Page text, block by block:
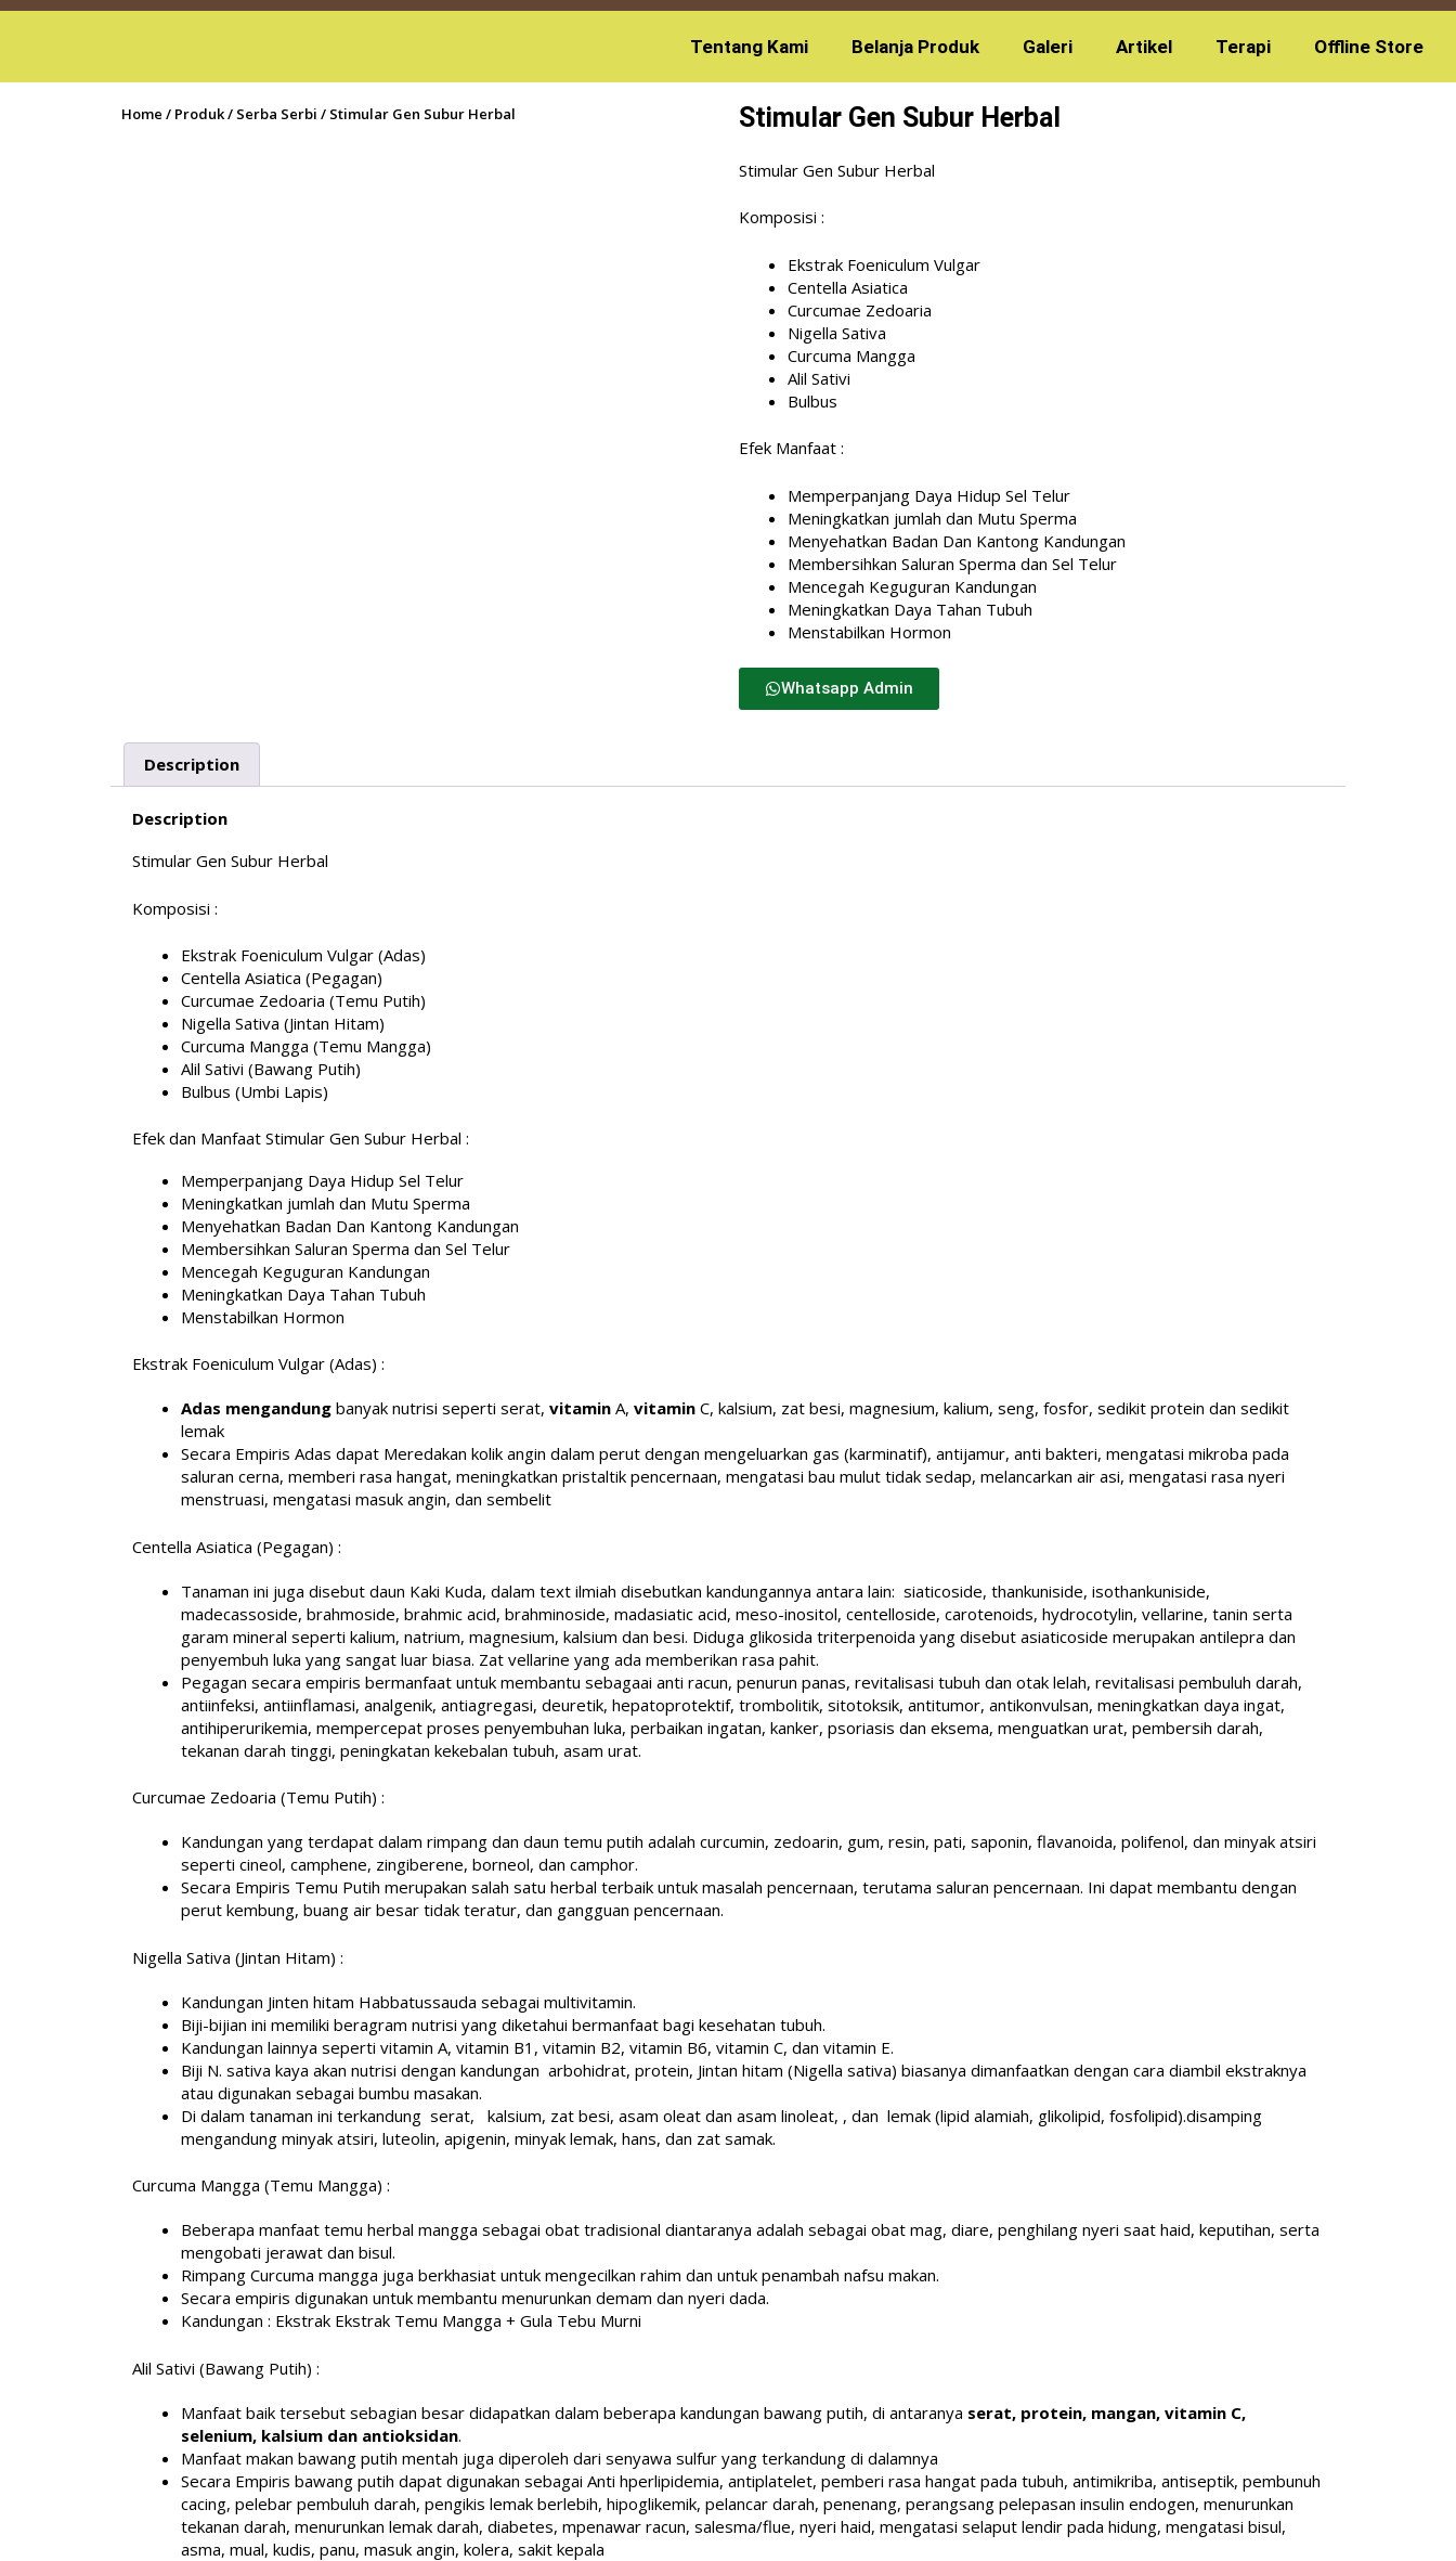
Tentang Kami Belanja Produk Galeri Artikel Terapi Offline Store
Home / Produk/ Serba Serbi / Stimular Gen Subur Herbal Stimular Gen Subur Herbal
Stimular Gen Subur Herbal
Komposisi :
Ekstrak Foeniculum Vulgar
Centella Asiatica
Curcumae Zedoaria
Nigella Sativa
Curcuma Mangga
Alil Sativi
Bulbus
Efek Manfaat :
Memperpanjang Daya Hidup Sel Telur
Meningkatkan jumlah dan Mutu Sperma
Menyehatkan Badan Dan Kantong Kandungan
Membersihkan Saluran Sperma dan Sel Telur
Mencegah Keguguran Kandungan
Meningkatkan Daya Tahan Tubuh
Menstabilkan Hormon
Whatsapp Admin
Description
Description
Stimular Gen Subur Herbal
Komposisi :
Ekstrak Foeniculum Vulgar (Adas)
Centella Asiatica (Pegagan)
Curcumae Zedoaria (Temu Putih)
Nigella Sativa (Jintan Hitam)
Curcuma Mangga (Temu Mangga)
Alil Sativi (Bawang Putih)
Bulbus (Umbi Lapis)
Efek dan Manfaat Stimular Gen Subur Herbal :
Memperpanjang Daya Hidup Sel Telur
Meningkatkan jumlah dan Mutu Sperma
Menyehatkan Badan Dan Kantong Kandungan
Membersihkan Saluran Sperma dan Sel Telur
Mencegah Keguguran Kandungan
Meningkatkan Daya Tahan Tubuh
Menstabilkan Hormon
Ekstrak Foeniculum Vulgar (Adas) :
Adas mengandung banyak nutrisi seperti serat, vitamin A, vitamin C, kalsium, zat besi, magnesium, kalium, seng, fosfor, sedikit protein dan sedikit
lemak
Secara Empiris Adas dapat Meredakan kolik angin dalam perut dengan mengeluarkan gas (karminatif), antijamur, anti bakteri, mengatasi mikroba pada
saluran cerna, memberi rasa hangat, meningkatkan pristaltik pencernaan, mengatasi bau mulut tidak sedap, melancarkan air asi, mengatasi rasa nyeri
menstruasi, mengatasi masuk angin, dan sembelit
Centella Asiatica (Pegagan) :
Tanaman ini juga disebut daun Kaki Kuda, dalam text ilmiah disebutkan kandungannya antara lain: siaticoside, thankuniside, isothankuniside,
madecassoside, brahmoside, brahmic acid, brahminoside, madasiatic acid, meso-inositol, centelloside, carotenoids, hydrocotylin, vellarine, tanin serta
garam mineral seperti kalium, natrium, magnesium, kalsium dan besi. Diduga glikosida triterpenoida yang disebut asiaticoside merupakan antilepra dan
penyembuh luka yang sangat luar biasa. Zat vellarine yang ada memberikan rasa pahit.
Pegagan secara empiris bermanfaat untuk membantu sebagaai anti racun, penurun panas, revitalisasi tubuh dan otak lelah, revitalisasi pembuluh darah,
antiinfeksi, antiinflamasi, analgenik, antiagregasi, deuretik, hepatoprotektif, trombolitik, sitotoksik, antitumor, antikonvulsan, meningkatkan daya ingat,
antihiperurikemia, mempercepat proses penyembuhan luka, perbaikan ingatan, kanker, psoriasis dan eksema, menguatkan urat, pembersih darah,
tekanan darah tinggi, peningkatan kekebalan tubuh, asam urat.
Curcumae Zedoaria (Temu Putih) :
Kandungan yang terdapat dalam rimpang dan daun temu putih adalah curcumin, zedoarin, gum, resin, pati, saponin, flavanoida, polifenol, dan minyak atsiri
seperti cineol, camphene, zingiberene, borneol, dan camphor.
Secara Empiris Temu Putih merupakan salah satu herbal terbaik untuk masalah pencernaan, terutama saluran pencernaan. Ini dapat membantu dengan
perut kembung, buang air besar tidak teratur, dan gangguan pencernaan.
Nigella Sativa (Jintan Hitam) :
Kandungan Jinten hitam Habbatussauda sebagai multivitamin.
Biji-bijian ini memiliki beragram nutrisi yang diketahui bermanfaat bagi kesehatan tubuh.
Kandungan lainnya seperti vitamin A, vitamin B1, vitamin B2, vitamin B6, vitamin C, dan vitamin E.
Biji N. sativa kaya akan nutrisi dengan kandungan arbohidrat, protein, Jintan hitam (Nigella sativa) biasanya dimanfaatkan dengan cara diambil ekstraknya
atau digunakan sebagai bumbu masakan.
Di dalam tanaman ini terkandung serat, kalsium, zat besi, asam oleat dan asam linoleat, , dan lemak (lipid alamiah, glikolipid, fosfolipid).disamping
mengandung minyak atsiri, luteolin, apigenin, minyak lemak, hans, dan zat samak.
Curcuma Mangga (Temu Mangga) :
Beberapa manfaat temu herbal mangga sebagai obat tradisional diantaranya adalah sebagai obat mag, diare, penghilang nyeri saat haid, keputihan, serta
mengobati jerawat dan bisul.
Rimpang Curcuma mangga juga berkhasiat untuk mengecilkan rahim dan untuk penambah nafsu makan.
Secara empiris digunakan untuk membantu menurunkan demam dan nyeri dada.
Kandungan : Ekstrak Ekstrak Temu Mangga + Gula Tebu Murni
Alil Sativi (Bawang Putih) :
Manfaat baik tersebut sebagian besar didapatkan dalam beberapa kandungan bawang putih, di antaranya serat, protein, mangan, vitamin C,
selenium, kalsium dan antioksidan.
Manfaat makan bawang putih mentah juga diperoleh dari senyawa sulfur yang terkandung di dalamnya
Secara Empiris bawang putih dapat digunakan sebagai Anti hperlipidemia, antiplatelet, pemberi rasa hangat pada tubuh, antimikriba, antiseptik, pembunuh
cacing, pelebar pembuluh darah, pengikis lemak berlebih, hipoglikemik, pelancar darah, penenang, perangsang pelepasan insulin endogen, menurunkan
tekanan darah, menurunkan lemak darah, diabetes, mpenawar racun, salesma/flue, nyeri haid, mengatasi selaput lendir pada hidung, mengatasi bisul,
asma, mual, kudis, panu, masuk angin, kolera, sakit kepala